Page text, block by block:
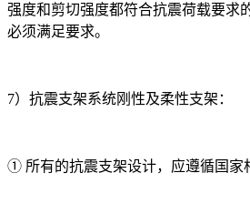
强度和剪切强度都符合抗震荷载要求
必须满足要求。
7）抗震支架系统刚性及柔性支架：
① 所有的抗震支架设计，应遵循国家